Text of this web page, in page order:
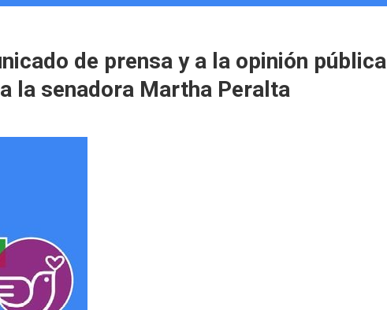
de prensa y a la opinión pública
la senadora Martha Peralta